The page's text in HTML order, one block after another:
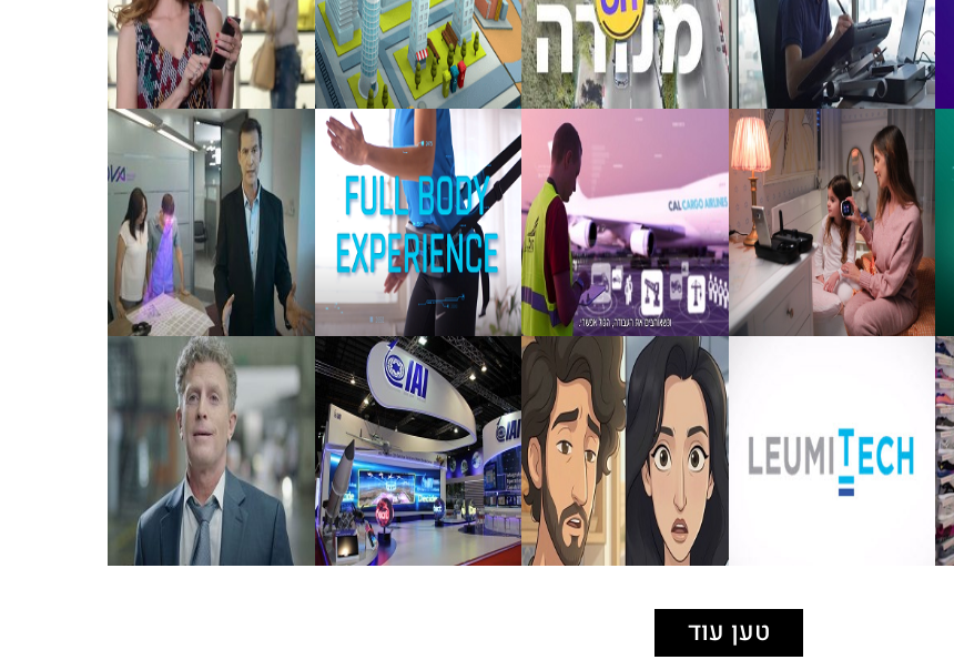
טען עוד